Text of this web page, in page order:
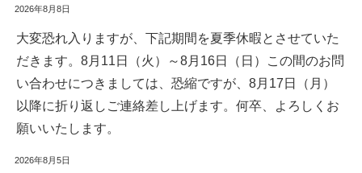
2026年8月8日
大変恐れ入りますが、下記期間を夏季休暇とさせていた
だきます。8月11日（火）～8月16日（日）この間のお問
い合わせにつきましては、恐縮ですが、8月17日（月）
以降に折り返しご連絡差し上げます。何卒、よろしくお
願いいたします。
2026年8月5日